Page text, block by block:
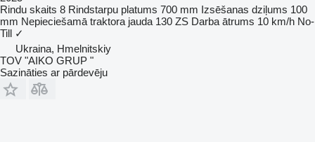
Rindu skaits 8 Rindstarpu platums 700 mm Izsēšanas dziļums 100
mm Nepieciešamā traktora jauda 130 ZS Darba ātrums 10 km/h No-
Till ✓
Ukraina, Hmelnitskiy
TOV "AIKO GRUP "
Sazināties ar pārdevēju